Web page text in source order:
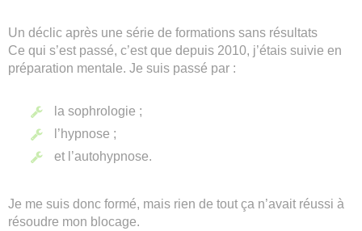
Un déclic après une série de formations sans résultats
Ce qui s’est passé, c’est que depuis 2010, j’étais suivie en
préparation mentale. Je suis passé par :
la sophrologie ;
l’hypnose ;
et l’autohypnose.
Je me suis donc formé, mais rien de tout ça n’avait réussi à
résoudre mon blocage.